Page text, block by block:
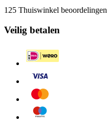
125 Thuiswinkel beoordelingen
Veilig betalen